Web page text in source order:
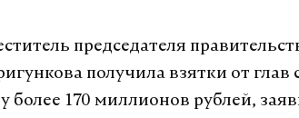
председателя
получила взятки от глав
170 миллионов рублей,